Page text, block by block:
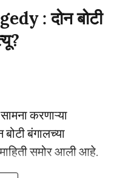
: दोन बोटी
करणाऱ्या
बंगालच्या
समोर आली आहे.